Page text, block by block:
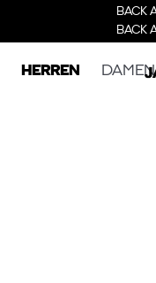
BACK
BACK
HERREN DAMEN